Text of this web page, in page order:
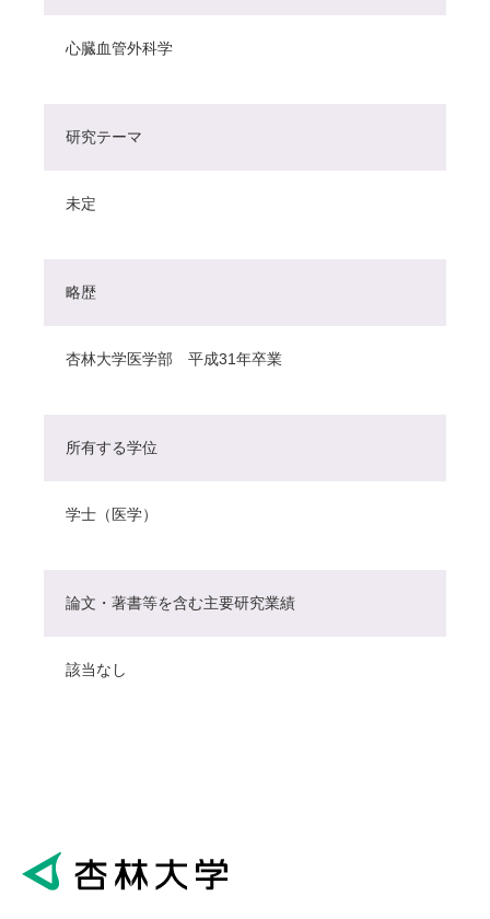
心臓血管外科学
研究テーマ
未定
略歴
杏林大学医学部 平成31年卒業
所有する学位
学士（医学）
論文・著書等を含む主要研究業績
該当なし